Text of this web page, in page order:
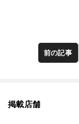
前の記事
掲載店舗